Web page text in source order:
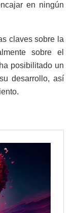
en ningún
claves sobre la
sobre el
posibilitado un
desarrollo, así